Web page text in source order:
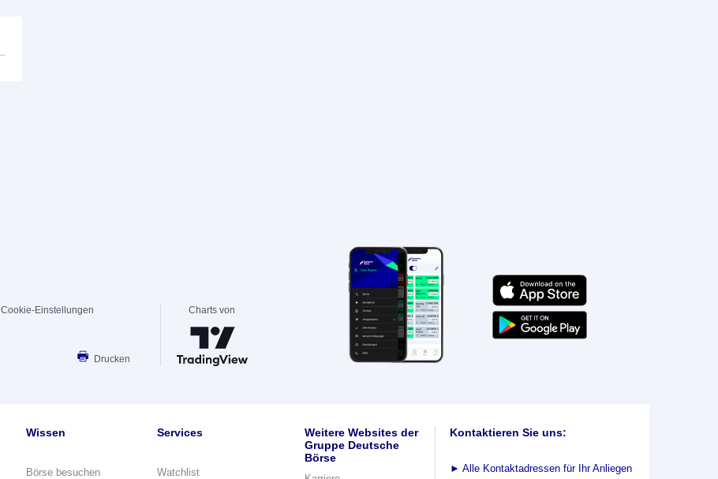
Cookie-Einstellungen
Drucken
Charts von
Wissen
Börse besuchen
Services
Watchlist
Weitere Websites der
Gruppe Deutsche
Börse
Kontaktieren Sie uns:
► Alle Kontaktadressen für Ihr Anliegen